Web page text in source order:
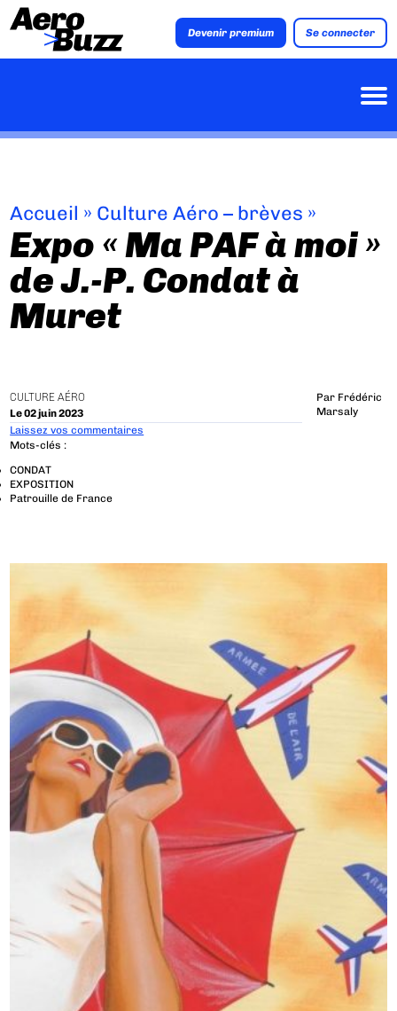
Devenir premium Se connecter
Accueil » Culture Aéro – brèves »
Expo « Ma PAF à moi »
de J.-P. Condat à
Muret
CULTURE AÉRO
Le 02 juin 2023
Par Frédéric
Marsaly
Laissez vos commentaires
Mots-clés :
CONDAT
EXPOSITION
Patrouille de France